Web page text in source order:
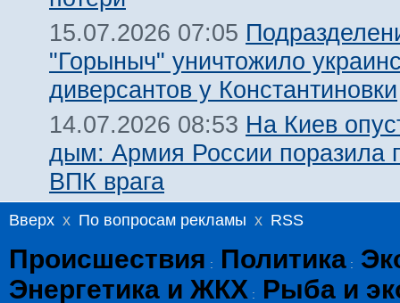
15.07.2026 07:05
"Горыныч" уничтожило
диверсантов у Константиновки
14.07.2026 08:53 На Киев
дым: Армия России поразила
ВПК врага
Вверх x По вопросам рекламы x RSS
Происшествия : Политика :
Энергетика и ЖКХ :
Рыба и